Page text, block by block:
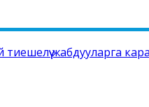
жабдууларга